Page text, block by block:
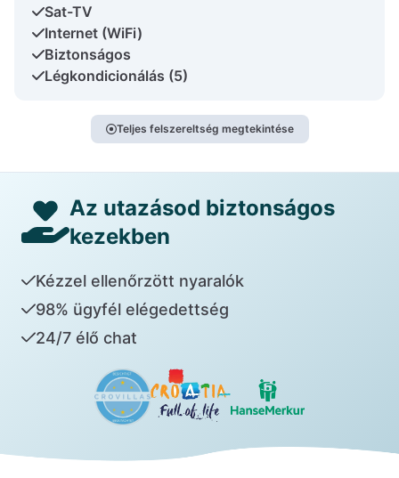
Sat-TV
Internet (WiFi)
Biztonságos
Légkondicionálás (5)
Teljes felszereltség megtekintése
Az utazásod biztonságos
kezekben
Kézzel ellenőrzött nyaralók
98% ügyfél elégedettség
24/7 élő chat